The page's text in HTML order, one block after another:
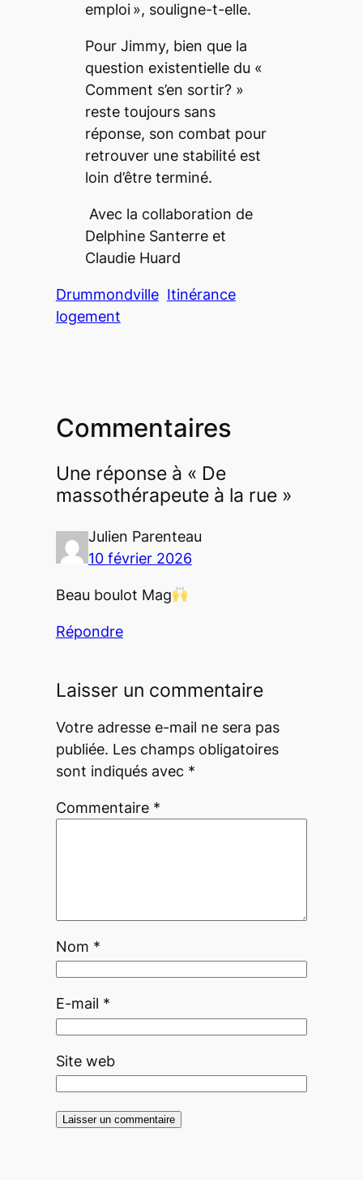
emploi », souligne-t-elle.
Pour Jimmy, bien que la
question existentielle du «
Comment s’en sortir? »
reste toujours sans
réponse, son combat pour
retrouver une stabilité est
loin d’être terminé.
Avec la collaboration de
Delphine Santerre et
Claudie Huard
Drummondville Itinérance
logement
Commentaires
Une réponse à « De
massothérapeute à la rue »
Julien Parenteau
10 février 2026
Beau boulot Mag
Répondre
Laisser un commentaire
Votre adresse e-mail ne sera pas
publiée. Les champs obligatoires
sont indiqués avec *
Commentaire *
Nom *
E-mail *
Site web